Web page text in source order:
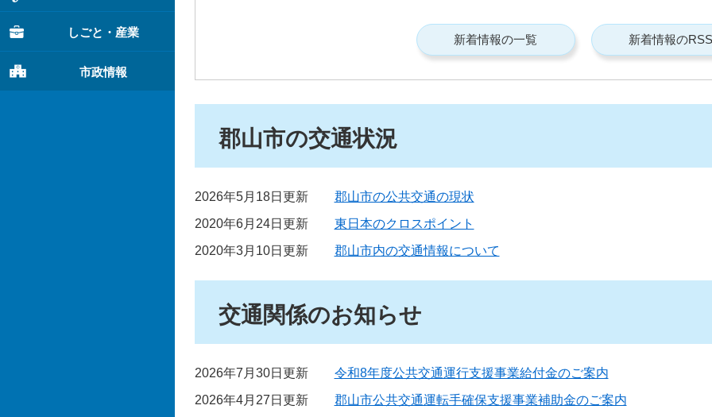
しごと・産業
市政情報
新着情報の一覧 新着情報のRSS
郡山市の交通状況
2026年5月18日更新
郡山市の公共交通の現状
2020年6月24日更新
東日本のクロスポイント
2020年3月10日更新
郡山市内の交通情報について
交通関係のお知らせ
2026年7月30日更新
令和8年度公共交通運行支援事業給付金のご案内
2026年4月27日更新
郡山市公共交通運転手確保支援事業補助金のご案内